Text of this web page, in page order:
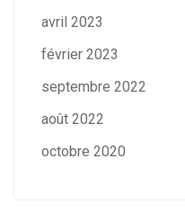
avril 2023
février 2023
septembre 2022
août 2022
octobre 2020